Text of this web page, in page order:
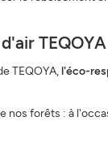
TEQOYA,l'éco-
nos forêts : à